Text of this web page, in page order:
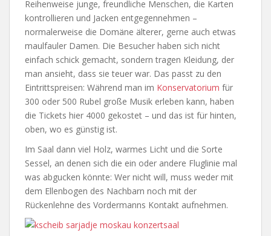
Reihenweise junge, freundliche Menschen, die Karten
kontrollieren und Jacken entgegennehmen –
normalerweise die Domäne älterer, gerne auch etwas
maulfauler Damen. Die Besucher haben sich nicht
einfach schick gemacht, sondern tragen Kleidung, der
man ansieht, dass sie teuer war. Das passt zu den
Eintrittspreisen: Während man im Konservatorium für
300 oder 500 Rubel große Musik erleben kann, haben
die Tickets hier 4000 gekostet – und das ist für hinten,
oben, wo es günstig ist.
Im Saal dann viel Holz, warmes Licht und die Sorte
Sessel, an denen sich die ein oder andere Fluglinie mal
was abgucken könnte: Wer nicht will, muss weder mit
dem Ellenbogen des Nachbarn noch mit der
Rückenlehne des Vordermanns Kontakt aufnehmen.